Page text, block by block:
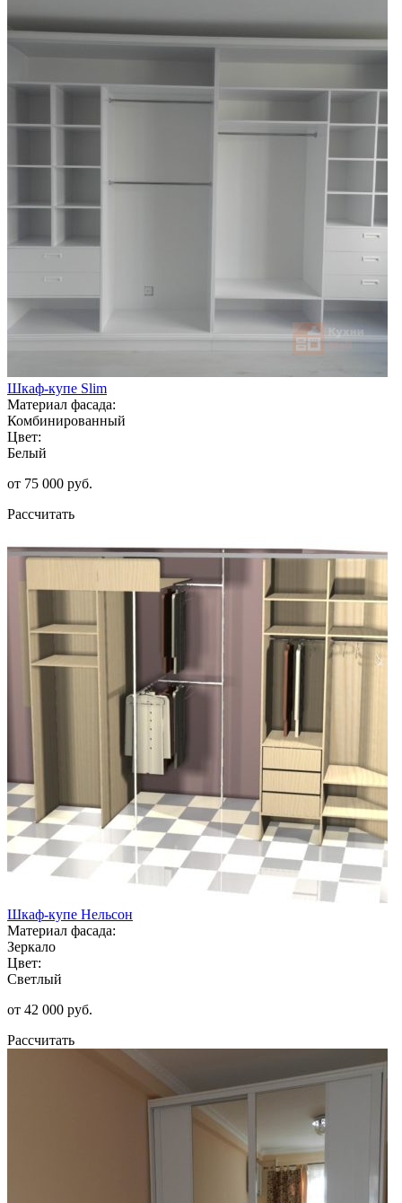
Шкаф-купе Slim
Материал фасада:
Комбинированный
Цвет:
Белый
от 75 000 руб.
Рассчитать
Шкаф-купе Нельсон
Материал фасада:
Зеркало
Цвет:
Светлый
от 42 000 руб.
Рассчитать